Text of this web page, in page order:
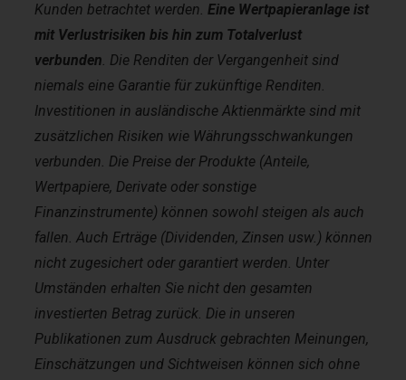
Kunden betrachtet werden. Eine Wertpapieranlage ist
mit Verlustrisiken bis hin zum Totalverlust
verbunden. Die Renditen der Vergangenheit sind
niemals eine Garantie für zukünftige Renditen.
Investitionen in ausländische Aktienmärkte sind mit
zusätzlichen Risiken wie Währungsschwankungen
verbunden. Die Preise der Produkte (Anteile,
Wertpapiere, Derivate oder sonstige
Finanzinstrumente) können sowohl steigen als auch
fallen. Auch Erträge (Dividenden, Zinsen usw.) können
nicht zugesichert oder garantiert werden. Unter
Umständen erhalten Sie nicht den gesamten
investierten Betrag zurück. Die in unseren
Publikationen zum Ausdruck gebrachten Meinungen,
Einschätzungen und Sichtweisen können sich ohne